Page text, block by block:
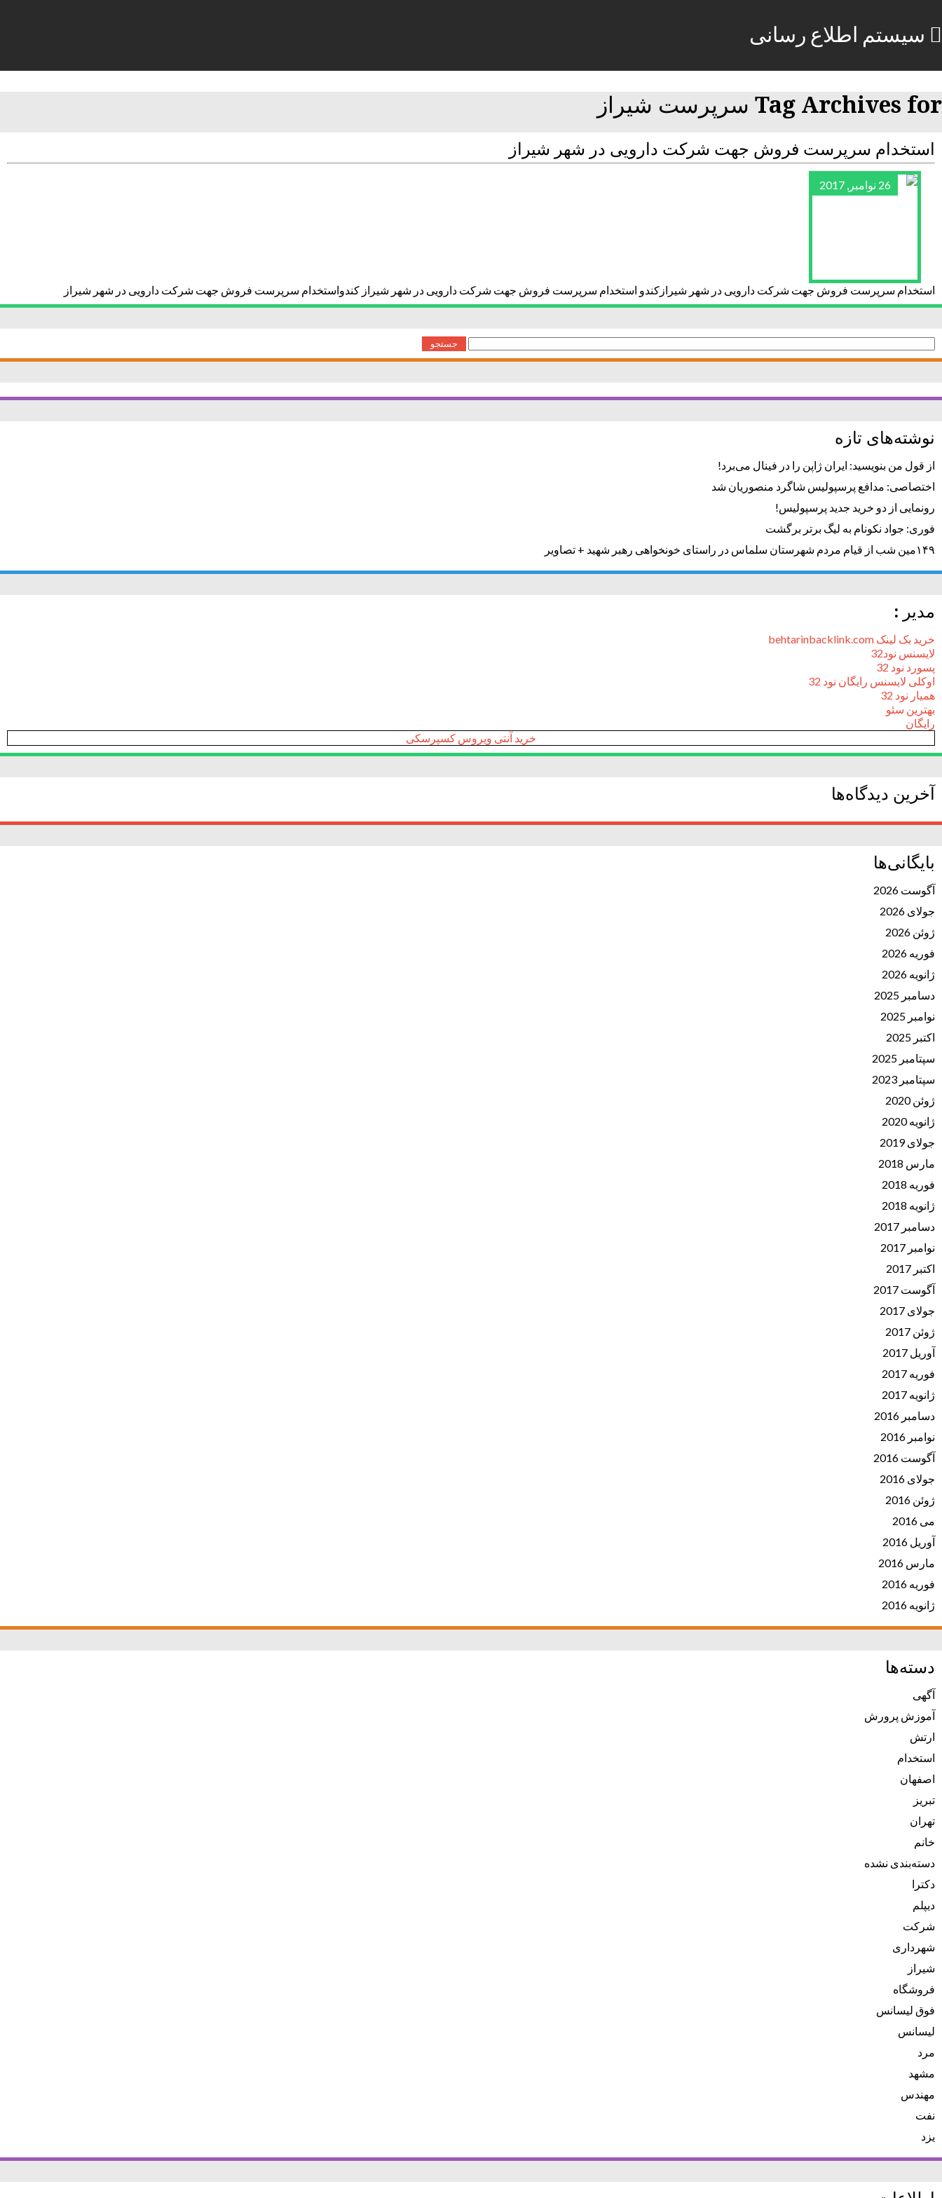
سیستم اطلاع رسانی
Tag Archives for سرپرست شیراز
استخدام سرپرست فروش جهت شرکت دارویی در شهر شیراز
26 نوامبر, 2017
استخدام سرپرست فروش جهت شرکت دارویی در شهر شیرازکندو استخدام سرپرست فروش جهت شرکت دارویی در شهر شیراز کندواستخدام سرپرست فروش جهت شرکت دارویی در شهر شیراز
جستجو
برای:
نوشته‌های تازه
از قول من بنویسید: ایران ژاپن را در فینال می‌برد!
اختصاصی: مدافع پرسپولیس شاگرد منصوریان شد
رونمایی از دو خرید جدید پرسپولیس!
فوری: جواد نکونام به لیگ برتر برگشت
۱۴۹مین شب از قیام مردم شهرستان سلماس در راستای خونخواهی رهبر شهید + تصاویر
مدیر :
خرید بک لینک behtarinbacklink.com
لایسنس نود32
پسورد نود 32
اوکلی لایسنس رایگان نود 32
همیار نود 32
بهترین سئو
رایگان
خرید آنتی ویروس کسپرسکی
آخرین دیدگاه‌ها
بایگانی‌ها
آگوست 2026
جولای 2026
ژوئن 2026
فوریه 2026
ژانویه 2026
دسامبر 2025
نوامبر 2025
اکتبر 2025
سپتامبر 2025
سپتامبر 2023
ژوئن 2020
ژانویه 2020
جولای 2019
مارس 2018
فوریه 2018
ژانویه 2018
دسامبر 2017
نوامبر 2017
اکتبر 2017
آگوست 2017
جولای 2017
ژوئن 2017
آوریل 2017
فوریه 2017
ژانویه 2017
دسامبر 2016
نوامبر 2016
آگوست 2016
جولای 2016
ژوئن 2016
می 2016
آوریل 2016
مارس 2016
فوریه 2016
ژانویه 2016
دسته‌ها
آگهی
آموزش پرورش
ارتش
استخدام
اصفهان
تبریز
تهران
خانم
دسته‌بندی نشده
دکترا
دیپلم
شرکت
شهرداری
شیراز
فروشگاه
فوق لیسانس
لیسانس
مرد
مشهد
مهندس
نفت
یزد